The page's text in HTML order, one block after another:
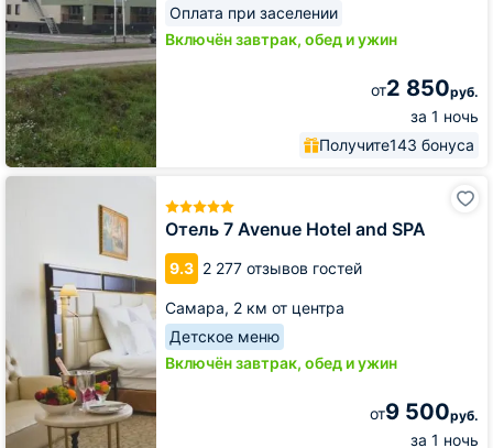
Оплата при заселении
Включён завтрак, обед и ужин
от2 850руб.
за 1 ночь
Получите143 бонуса
Отель 7 Avenue Hotel and SPA
9.3 2 277 отзывов гостей
Самара, 2 км от центра
Детское меню
Включён завтрак, обед и ужин
от9 500руб.
за 1 ночь
Отель